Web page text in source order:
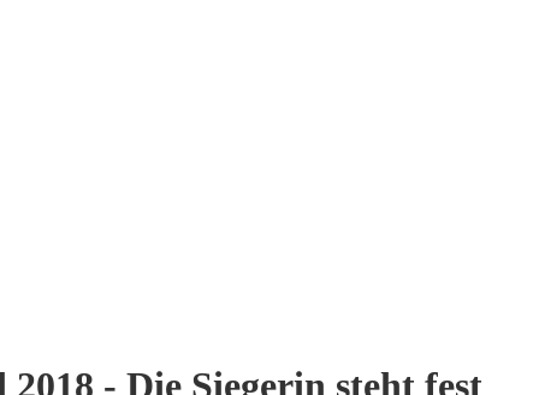
- Die Siegerin steht fest